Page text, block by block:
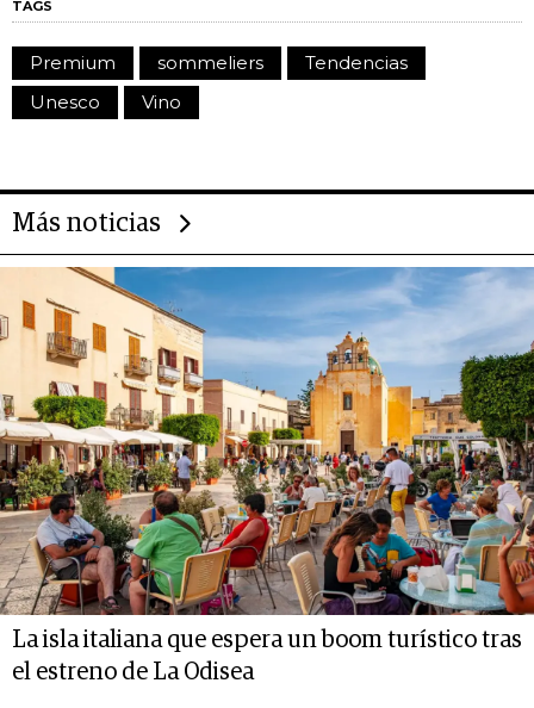
TAGS
Premium sommeliers
Tendencias
Unesco
Vino
Más noticias
La isla italiana que espera un boom turístico tras
el estreno de La Odisea